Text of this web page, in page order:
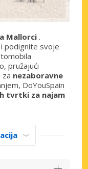
Mallorci .
i podignite svoje
pružajući
za nezaboravne
DoYouSpain
tvrtki za najam